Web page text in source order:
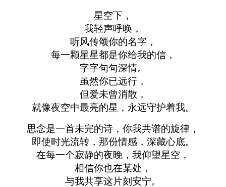
星空下，
我轻声呼唤，
听风传颂你的名字，
每一颗星星都是你给我的信，
字字句句深情。
虽然你已远行，
但爱未曾消散，
就像夜空中最亮的星，永远守护着我。
思念是一首未完的诗，你我共谱的旋律，
即使时光流转，那份情感，深藏心底。
在每一个寂静的夜晚，我仰望星空，
相信你也在某处，
与我共享这片刻安宁。